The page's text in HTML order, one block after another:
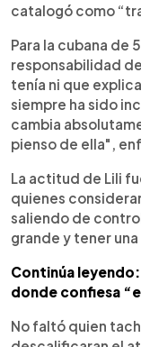
catalogó como
Para la cubana de
responsabilidad
tenía ni que
siempre ha sido
cambia
pienso de ella",
La actitud de Lili
quienes
saliendo de
grande y tener
Continúa leyendo:
donde confiesa
No faltó quien